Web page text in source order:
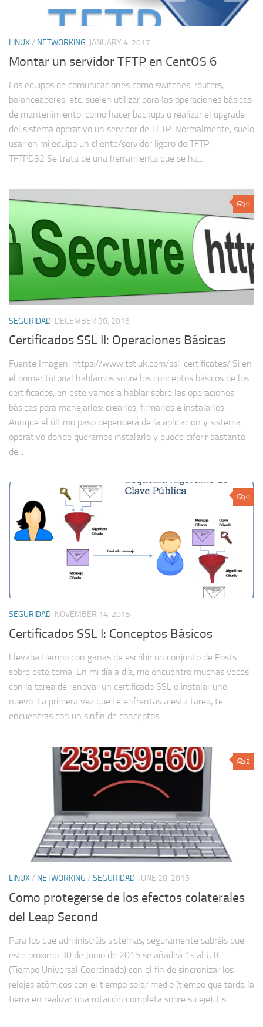
LINUX/ NETWORKING JANUARY 4, 2017
Montar un servidor TFTP en CentOS 6
Los equipos de comunicaciones como switches, routers,
balanceadores, etc. suelen utilizar para las operaciones básicas
de mantenimiento: como hacer backups o realizar el upgrade
del sistema operativo un servidor de TFTP. Normalmente, suelo
usar en mi equipo un cliente/servidor ligero de TFTP:
TFTPD32 Se trata de una herramienta que se ha...
0
SEGURIDAD DECEMBER 30, 2016
Certificados SSL II: Operaciones Básicas
Fuente Imagen: https://www.tst.uk.com/ssl-certificates/ Si en
el primer tutorial hablamos sobre los conceptos básicos de los
certificados, en este vamos a hablar sobre las operaciones
básicas para manejarlos: crearlos, firmarlos e instalarlos.
Aunque el último paso dependerá de la aplicación y sistema
operativo donde queramos instalarlo y puede diferir bastante
de...
0
SEGURIDAD NOVEMBER 14, 2015
Certificados SSL I: Conceptos Básicos
Llevaba tiempo con ganas de escribir un conjunto de Posts
sobre este tema. En mi día a día, me encuentro muchas veces
con la tarea de renovar un certificado SSL o instalar uno
nuevo. La primera vez que te enfrentas a esta tarea, te
encuentras con un sinfín de conceptos...
2
LINUX/ NETWORKING / SEGURIDAD JUNE 28, 2015
Como protegerse de los efectos colaterales
del Leap Second
Para los que administráis sistemas, seguramente sabréis que
este próximo 30 de Junio de 2015 se añadirá 1s al UTC
(Tiempo Universal Coordinado) con el fin de sincronizar los
relojes atómicos con el tiempo solar medio (tiempo que tarda la
tierra en realizar una rotación completa sobre su eje). Es...